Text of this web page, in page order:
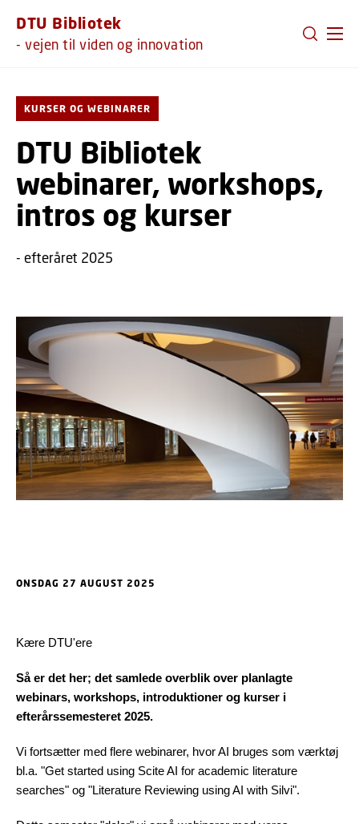
DTU Bibliotek
- vejen til viden og innovation
KURSER OG WEBINARER
DTU Bibliotek
webinarer, workshops,
intros og kurser
- efteråret 2025
ONSDAG 27 AUGUST 2025
Kære DTU'ere
Så er det her; det samlede overblik over planlagte
webinars, workshops, introduktioner og kurser i
efterårssemesteret 2025.
Vi fortsætter med flere webinarer, hvor AI bruges som værktøj
bl.a. "Get started using Scite AI for academic literature
searches" og "Literature Reviewing using AI with Silvi".